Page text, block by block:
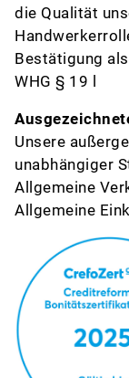
die Qualität
Bestätigung
WHG § 19 l
Unsere
unabhängiger
Allgemeine
Allgemeine